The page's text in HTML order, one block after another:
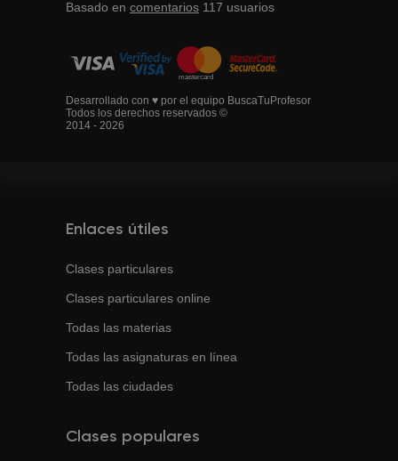
Basado en comentarios 117 usuarios
Desarrollado con ♥ por el equipo BuscaTuProfesor
Todos los derechos reservados ©
2014 - 2026
Enlaces útiles
Clases particulares
Clases particulares online
Todas las materias
Todas las asignaturas en línea
Todas las ciudades
Clases populares